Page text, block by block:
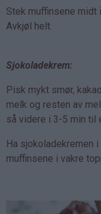
Stek muffinsene midt
Avkjøl helt.
Sjokoladekrem:
Pisk mykt smør,
melk og resten av
så videre i 3-5 min til
Ha sjokoladekremen
muffinsene i vakre